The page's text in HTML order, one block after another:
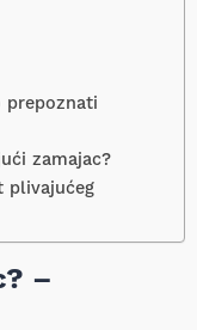
prepoznati
zamajac?
plivajućeg
–